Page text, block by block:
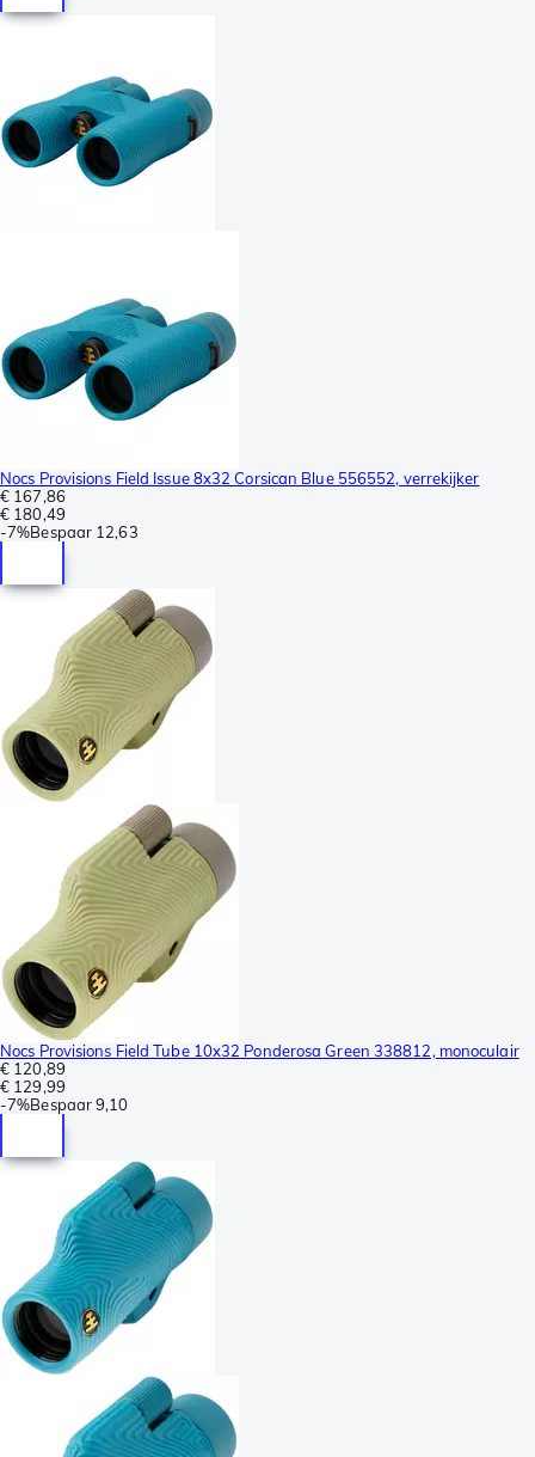
Nocs Provisions Field Issue 8x32 Corsican Blue 556552, verrekijker
€ 167,86
€ 180,49
-7%Bespaar 12,63
Nocs Provisions Field Tube 10x32 Ponderosa Green 338812, monoculair
€ 120,89
€ 129,99
-7%Bespaar9,10